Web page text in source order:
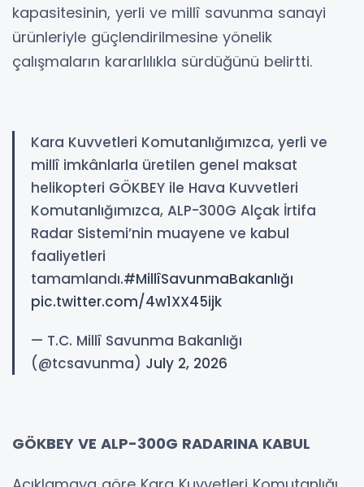
kapasitesinin, yerli ve millî savunma sanayi
ürünleriyle güçlendirilmesine yönelik
çalışmaların kararlılıkla sürdüğünü belirtti.
Kara Kuvvetleri Komutanlığımızca, yerli ve
millî imkânlarla üretilen genel maksat
helikopteri GÖKBEY ile Hava Kuvvetleri
Komutanlığımızca, ALP-300G Alçak İrtifa
Radar Sistemi’nin muayene ve kabul
faaliyetleri
tamamlandı.#MillîSavunmaBakanlığı
pic.twitter.com/4w1XX45ijk
— T.C. Millî Savunma Bakanlığı
(@tcsavunma) July 2, 2026
GÖKBEY VE ALP-300G RADARINA KABUL